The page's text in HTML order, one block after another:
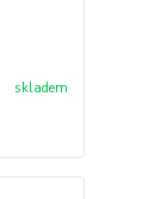
skladem